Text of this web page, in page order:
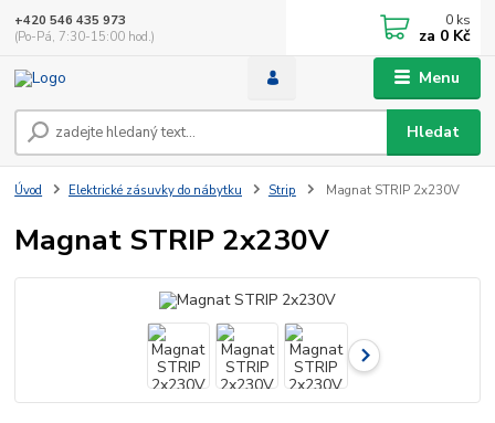
Menu
Hledat
+420 546 435 973
(Po-Pá, 7:30-15:00 hod.)
0 ks
za 0 Kč
Úvod Elektrické zásuvky do nábytku Strip Magnat STRIP 2x230V
Magnat STRIP 2x230V